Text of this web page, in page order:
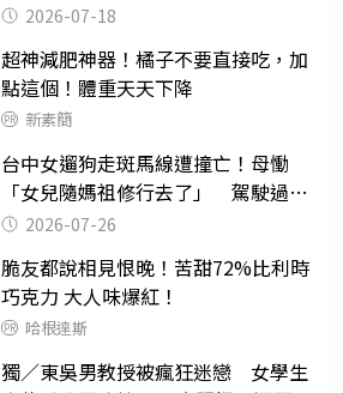
2026-07-18
超神減肥神器！橘子不要直接吃，加
點這個！體重天天下降
新素簡
台中女遛狗走斑馬線遭撞亡！母慟
「女兒隨媽祖修行去了」 駕駛過失
致死判9月
2026-07-26
脆友都說相見恨晚！苦甜72%比利時
巧克力 大人味爆紅！
哈根達斯
獨／東吳男教授被瘋狂迷戀 女學生